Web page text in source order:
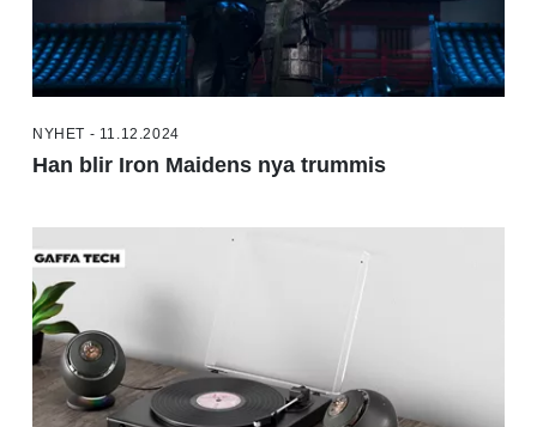
NYHET - 11.12.2024
Han blir Iron Maidens nya trummis